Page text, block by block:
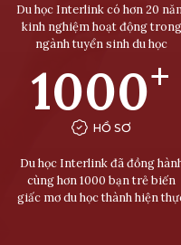
Du học Interlink có hơn 20
kinh nghiệm hoạt động trong
ngành tuyển sinh du học
1000+
HỒ SƠ
Du học Interlink đã đồng
cùng hơn 1000 bạn trẻ biến
giấc mơ du học thành hiện